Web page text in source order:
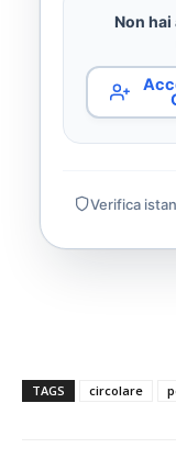
Non hai
Verifica
TAGS circolare